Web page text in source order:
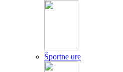
Športne ure